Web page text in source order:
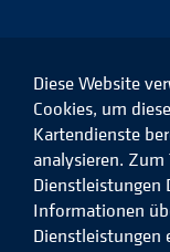
Das
NSI
Diese Website
Cookies, um
Kartendienste
analysieren.
Dienstleistungen
Informationen
Dienstleistungen